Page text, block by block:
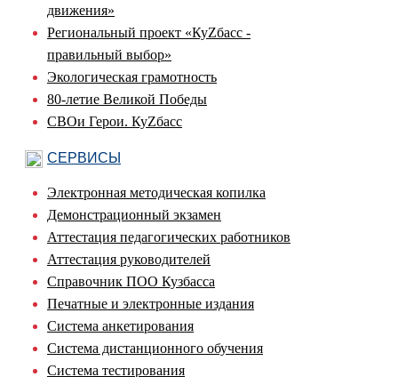
движения»
Региональный проект «КуZбасс -
правильный выбор»
Экологическая грамотность
80-летие Великой Победы
СВОи Герои. КуZбасс
СЕРВИСЫ
Электронная методическая копилка
Демонстрационный экзамен
Аттестация педагогических работников
Аттестация руководителей
Справочник ПОО Кузбасса
Печатные и электронные издания
Система анкетирования
Система дистанционного обучения
Система тестирования